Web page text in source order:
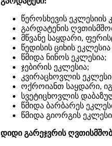
წეროსხევის
გარდატენის
მწვანე საყდარი,
წედისის ციხის
წმიდა ნინოს ეკლესია;
ჯებირის ეკლესია;
კვირაცხოვლის
ოქროიანთ საყდარი,
სვეტიცხოვლის
წმიდა ბარბარეს
წმიდა გიორგის
დიდი გარეჯვრის